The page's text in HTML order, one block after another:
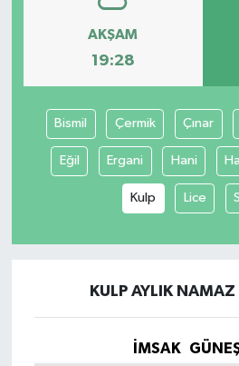
AKŞAM
19:28
Bismil Çermik Çınar
Eğil Ergani Hani
Kulp Lice
KULP AYLIK NAMAZ
İMSAK